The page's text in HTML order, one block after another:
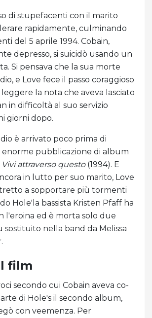
di stupefacenti con il marito
rapidamente, culminando
del 5 aprile 1994. Cobain,
depresso, si suicidò usando un
Si pensava che la sua morte
e Love fece il passo coraggioso
la nota che aveva lasciato
in difficoltà al suo servizio
giorni dopo.
è arrivato poco prima di
enorme pubblicazione di album
Vivi attraverso questo(1994). E
in lutto per suo marito, Love
a sopportare più tormenti
Hole'la bassista Kristen Pfaff ha
l'eroina ed è morta solo due
sostituito nella band da Melissa
film
secondo cui Cobain aveva co-
di Hole's il secondo album,
con veemenza. Per